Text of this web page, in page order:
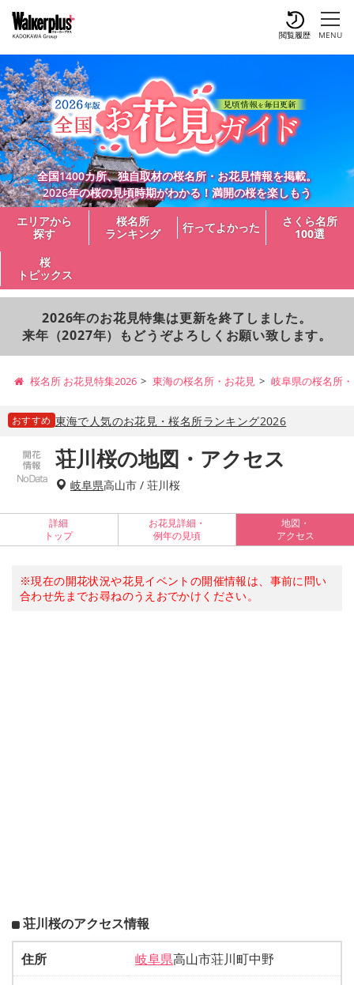
MENU
閲覧履歴
全国1400カ所、独自取材の桜名所・お花見情報を掲載。
2026年の桜の見頃時期がわかる！満開の桜を楽しもう
エリアから
探す
桜名所
ランキング
行ってよかった
さくら名所
100選
桜
トピックス
2026年のお花見特集は更新を終了しました。
来年（2027年）もどうぞよろしくお願い致します。
桜名所 お花見特集2026 東海の桜名所・お花見 岐阜県の桜名所
おすすめ 東海で人気のお花見・桜名所ランキング2026
荘川桜の地図・アクセス
岐阜県高山市 / 荘川桜
詳細
トップ
お花見詳細・
例年の見頃
地図・
アクセス
※現在の開花状況や花見イベントの開催情報は、事前に問い
合わせ先までお尋ねのうえおでかけください。
荘川桜のアクセス情報
住所 岐阜県高山市荘川町中野